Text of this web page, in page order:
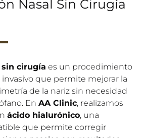
cirugíaes un procedimiento
que permite mejorar la
de la nariz sin necesidad
En AA Clinic, realizamos